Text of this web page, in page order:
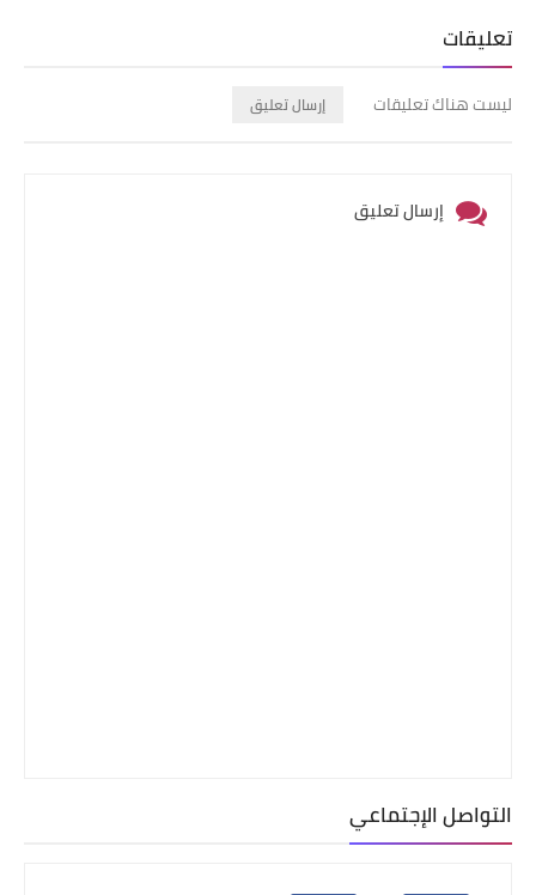
تعليقات
ليست هناك تعليقات إرسال تعليق
إرسال تعليق
التواصل الإجتماعي